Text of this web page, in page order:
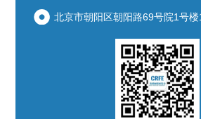
北京市朝阳区朝阳路69号院1号